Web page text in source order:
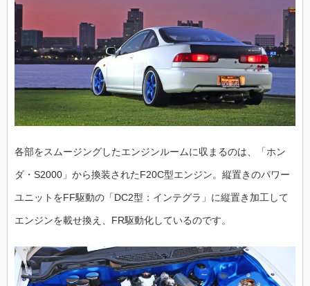
各部をスムージングしたエンジンルームに収まるのは、「ホン
ダ・S2000」から換装されたF20C型エンジン。縦置きのパワー
ユニットをFF駆動の「DC2型：インテグラ」に縦置き加工して
エンジンを載せ換え、FR駆動化しているのです。